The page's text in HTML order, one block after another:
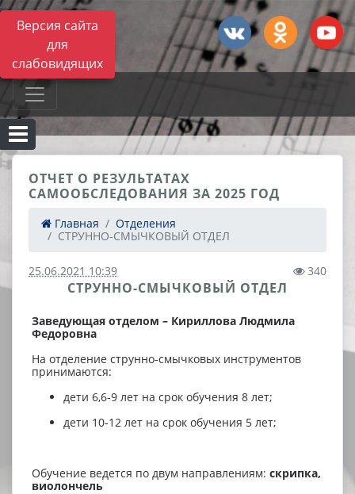
Версия сайта
для
слабовидящих
ОТЧЕТ О РЕЗУЛЬТАТАХ
САМООБСЛЕДОВАНИЯ ЗА 2025 ГОД
Главная
Отделения
СТРУННО-СМЫЧКОВЫЙ ОТДЕЛ
25.06.2021 10:39 340
СТРУННО-СМЫЧКОВЫЙ ОТДЕЛ
Заведующая отделом – Кириллова Людмила
Федоровна
На отделение струнно-смычковых инструментов
принимаются:
дети 6,6-9 лет на срок обучения 8 лет;
дети 10-12 лет на срок обучения 5 лет;
Обучение ведется по двум направлениям: скрипка,
виолончель